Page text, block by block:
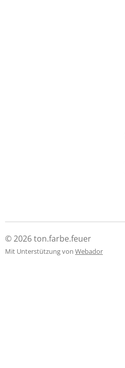
© 2026 ton.farbe.feuer
Mit Unterstützung von Webador